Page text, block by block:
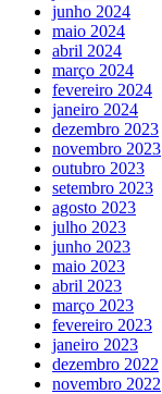
junho 2024
maio 2024
abril 2024
março 2024
fevereiro 2024
janeiro 2024
dezembro 2023
novembro 2023
outubro 2023
setembro 2023
agosto 2023
julho 2023
junho 2023
maio 2023
abril 2023
março 2023
fevereiro 2023
janeiro 2023
dezembro 2022
novembro 2022